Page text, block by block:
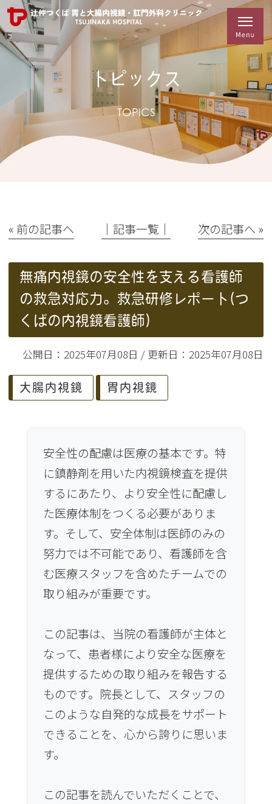
トピックス
TOPICS
« 前の記事へ │記事一覧│ 次の記事へ »
無痛内視鏡の安全性を支える看護師
の救急対応力。救急研修レポート(つ
くばの内視鏡看護師)
公開日：2025年07月08日 / 更新日：2025年07月08日
大腸内視鏡 胃内視鏡
安全性の配慮は医療の基本です。特
に鎮静剤を用いた内視鏡検査を提供
するにあたり、より安全性に配慮し
た医療体制をつくる必要がありま
す。そして、安全体制は医師のみの
努力では不可能であり、看護師を含
む医療スタッフを含めたチームでの
取り組みが重要です。
この記事は、当院の看護師が主体と
なって、患者様により安全な医療を
提供するための取り組みを報告する
ものです。院長として、スタッフの
このような自発的な成長をサポート
できることを、心から誇りに思いま
す。
この記事を読んでいただくことで、